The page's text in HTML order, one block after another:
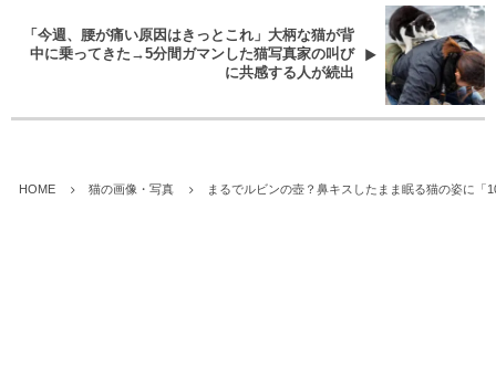
「今週、腰が痛い原因はきっとこれ」大柄な猫が背
中に乗ってきた→5分間ガマンした猫写真家の叫び
に共感する人が続出